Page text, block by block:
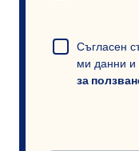
Съгласен
ми данни и
за